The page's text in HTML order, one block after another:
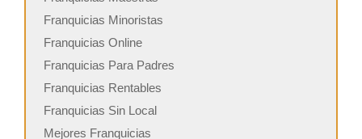
Franquicias Minoristas
Franquicias Online
Franquicias Para Padres
Franquicias Rentables
Franquicias Sin Local
Mejores Franquicias